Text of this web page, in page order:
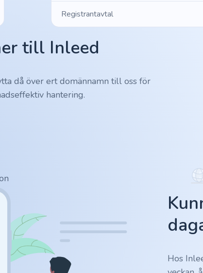
Registrantavtal
till Inleed
då över ert domännamn till oss för
hantering.
Hos